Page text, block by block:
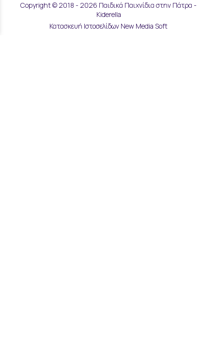
Copyright © 2018 - 2026 Παιδικά Παιχνίδια στην Πάτρα -
Kiderella
Κατασκευή Ιστοσελίδων New Media Soft